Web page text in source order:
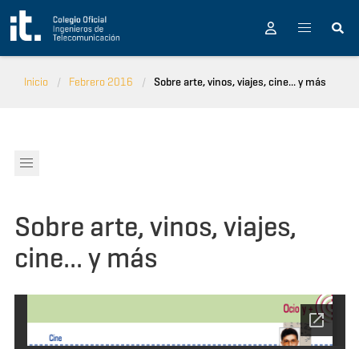
Pasar al contenido principal
Inicio Febrero 2016 Sobre arte, vinos, viajes, cine... y más
Sobre arte, vinos, viajes,
cine... y más